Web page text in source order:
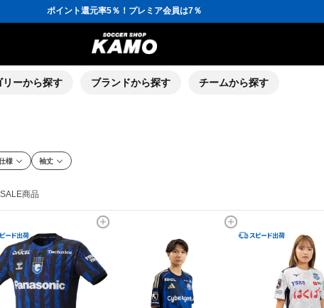
ポイント還元率5％！プレミア会員は7％
会員の方にはお誕生月に「10％OFFクーポン」プレゼント！
16,000円(税込)以上でシューズケースプレゼント！
3,300円(税込)以上で送料無料！
ポイント還元率5％！プレミア会員は7％
会員の方にはお誕生月に「10％OFFクーポン」プレゼント！
リーから探す ブランドから探す チームから探す
様 袖丈
SALE商品